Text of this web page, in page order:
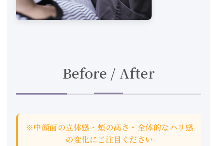
Before / After
※中顔面の立体感・頬の高さ・全体的なハリ感
の変化にご注目ください